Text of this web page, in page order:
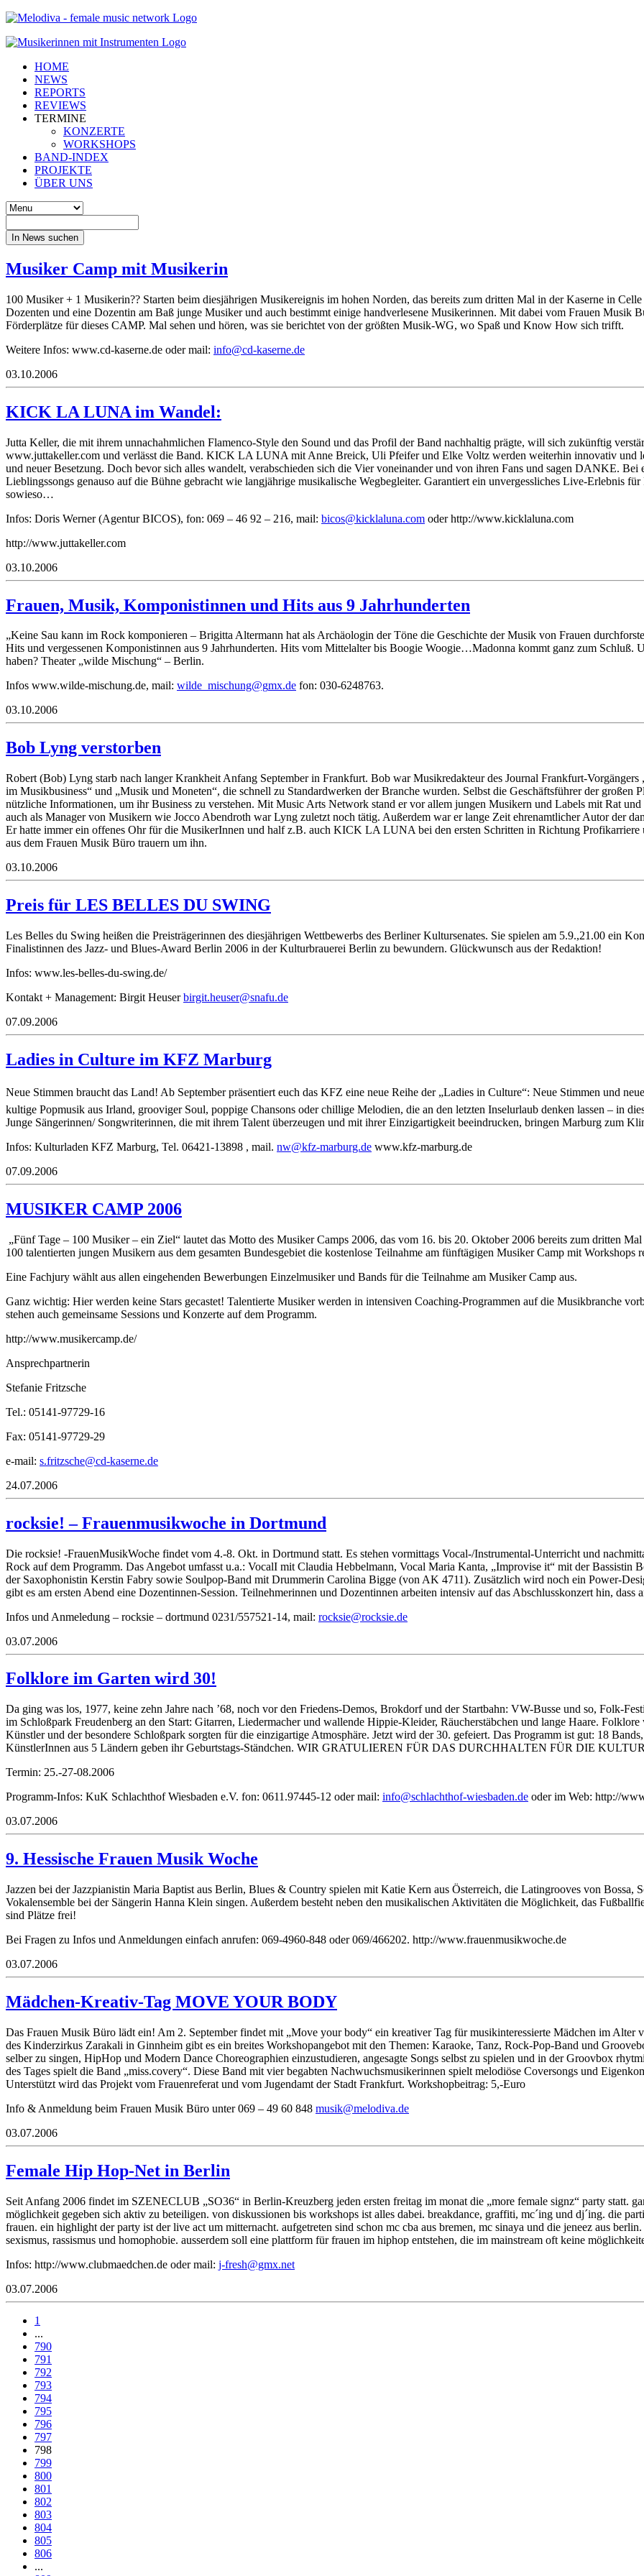
HOME
NEWS
REPORTS
REVIEWS
TERMINE
KONZERTE
WORKSHOPS
BAND-INDEX
PROJEKTE
ÜBER UNS
In News suchen
Musiker Camp mit Musikerin
100 Musiker + 1 Musikerin?? Starten beim diesjährigen Musikereignis im hohen Norden, das bereits zum dritten Mal in der Kaserne in
Dozenten und eine Dozentin am Baß junge Musiker und auch bestimmt einige handverlesene Musikerinnen. Mit dabei vom Frauen Musik
Förderplätze für dieses CAMP. Mal sehen und hören, was sie berichtet von der größten Musik-WG, wo Spaß und Know How sich trifft.
Weitere Infos: www.cd-kaserne.de oder mail:
ed.en
resak
-dc@o
fni
03.10.2006
KICK LA LUNA im Wandel:
Jutta Keller, die mit ihrem unnachahmlichen Flamenco-Style den Sound und das Profil der Band nachhaltig prägte, will sich zukünftig
www.juttakeller.com und verlässt die Band. KICK LA LUNA mit Anne Breick, Uli Pfeifer und Elke Voltz werden weiterhin innovativ und
und neuer Besetzung. Doch bevor sich alles wandelt, verabschieden sich die Vier voneinander und von ihren Fans und sagen DANKE.
Lieblingssongs genauso auf die Bühne gebracht wie langjährige musikalische Wegbegleiter. Garantiert ein unvergessliches Live-Erlebnis
sowieso…
Infos: Doris Werner (Agentur BICOS), fon: 069 – 46 92 – 216, mail:
moc.a
nulal
kcik@
socib
oder http://www.kicklaluna.com
http://www.juttakeller.com
03.10.2006
Frauen, Musik, Komponistinnen und Hits aus 9 Jahrhunderten
„Keine Sau kann im Rock komponieren – Brigitta Altermann hat als Archäologin der Töne die Geschichte der Musik von Frauen
Hits und vergessenen Komponistinnen aus 9 Jahrhunderten. Hits vom Mittelalter bis Boogie Woogie…Madonna kommt ganz zum
haben? Theater „wilde Mischung“ – Berlin.
Infos www.wilde-mischung.de, mail:
ed.xm
g@gnu
hcsim
_edli
w
fon: 030-6248763.
03.10.2006
Bob Lyng verstorben
Robert (Bob) Lyng starb nach langer Krankheit Anfang September in Frankfurt. Bob war Musikredakteur des Journal Frankfurt-
im Musikbusiness“ und „Musik und Moneten“, die schnell zu Standardwerken der Branche wurden. Selbst die Geschäftsführer der großen
nützliche Informationen, um ihr Business zu verstehen. Mit Music Arts Network stand er vor allem jungen Musikern und Labels mit Rat
auch als Manager von Musikern wie Jocco Abendroth war Lyng zuletzt noch tätig. Außerdem war er lange Zeit ehrenamtlicher Autor der
Er hatte immer ein offenes Ohr für die MusikerInnen und half z.B. auch KICK LA LUNA bei den ersten Schritten in Richtung
aus dem Frauen Musik Büro trauern um ihn.
03.10.2006
Preis für LES BELLES DU SWING
Les Belles du Swing heißen die Preisträgerinnen des diesjährigen Wettbewerbs des Berliner Kultursenates. Sie spielen am 5.9.,21.00 ein
Finalistinnen des Jazz- und Blues-Award Berlin 2006 in der Kulturbrauerei Berlin zu bewundern. Glückwunsch aus der Redaktion!
Infos: www.les-belles-du-swing.de/
Kontakt + Management: Birgit Heuser
ed.uf
ans@r
esueh
.tigr
ib
07.09.2006
Ladies in Culture im KFZ Marburg
Neue Stimmen braucht das Land! Ab September präsentiert euch das KFZ eine neue Reihe der „Ladies in Culture“: Neue Stimmen und
kultige Popmusik aus Irland, grooviger Soul, poppige Chansons oder chillige Melodien, die an den letzten Inselurlaub denken lassen – in
Junge Sängerinnen/ Songwriterinnen, die mit ihrem Talent überzeugen und mit ihrer Einzigartigkeit beeindrucken, bringen Marburg zum
Infos: Kulturladen KFZ Marburg, Tel. 06421-13898 , mail.
ed.gr
ubram
-zfk@
wn
www.kfz-marburg.de
07.09.2006
MUSIKER CAMP 2006
„Fünf Tage – 100 Musiker – ein Ziel“ lautet das Motto des Musiker Camps 2006, das vom 16. bis 20. Oktober 2006 bereits zum dritten
100 talentierten jungen Musikern aus dem gesamten Bundesgebiet die kostenlose Teilnahme am fünftägigen Musiker Camp mit Workshops
Eine Fachjury wählt aus allen eingehenden Bewerbungen Einzelmusiker und Bands für die Teilnahme am Musiker Camp aus.
Ganz wichtig: Hier werden keine Stars gecastet! Talentierte Musiker werden in intensiven Coaching-Programmen auf die Musikbranche
stehen auch gemeinsame Sessions und Konzerte auf dem Programm.
http://www.musikercamp.de/
Ansprechpartnerin
Stefanie Fritzsche
Tel.: 05141-97729-16
Fax: 05141-97729-29
e-mail:
ed.en
resak
-dc@e
hcszt
irf.s
24.07.2006
rocksie! – Frauenmusikwoche in Dortmund
Die rocksie! -FrauenMusikWoche findet vom 4.-8. Okt. in Dortmund statt. Es stehen vormittags Vocal-/Instrumental-Unterricht und
Rock auf dem Programm. Das Angebot umfasst u.a.: VocalI mit Claudia Hebbelmann, Vocal Maria Kanta, „Improvise it“ mit der
der Saxophonistin Kerstin Fabry sowie Soulpop-Band mit Drummerin Carolina Bigge (von AK 4711). Zusätzlich wird noch ein Power-
gibt es am ersten Abend eine Dozentinnen-Session. Teilnehmerinnen und Dozentinnen arbeiten intensiv auf das Abschlusskonzert hin,
Infos und Anmeledung – rocksie – dortmund 0231/557521-14, mail:
ed.ei
skcor
@eisk
cor
03.07.2006
Folklore im Garten wird 30!
Da ging was los, 1977, keine zehn Jahre nach ’68, noch vor den Friedens-Demos, Brokdorf und der Startbahn: VW-Busse und so, Folk-
im Schloßpark Freudenberg an den Start: Gitarren, Liedermacher und wallende Hippie-Kleider, Räucherstäbchen und lange Haare.
Künstler und der besondere Schloßpark sorgten für die einzigartige Atmosphäre. Jetzt wird der 30. gefeiert. Das Programm ist gut: 18
KünstlerInnen aus 5 Ländern geben ihr Geburtstags-Ständchen. WIR GRATULIEREN FÜR DAS DURCHHALTEN FÜR DIE
Termin: 25.-27-08.2006
Programm-Infos: KuK Schlachthof Wiesbaden e.V. fon: 0611.97445-12 oder mail:
ed.ne
dabse
iw-fo
hthca
lhcs@
ofni
oder im Web: http://
03.07.2006
9. Hessische Frauen Musik Woche
Jazzen bei der Jazzpianistin Maria Baptist aus Berlin, Blues & Country spielen mit Katie Kern aus Österreich, die Latingrooves von Bossa,
Vokalensemble bei der Sängerin Hanna Klein singen. Außerdem besteht neben den musikalischen Aktivitäten die Möglichkeit, das
sind Plätze frei!
Bei Fragen zu Infos und Anmeldungen einfach anrufen: 069-4960-848 oder 069/466202. http://www.frauenmusikwoche.de
03.07.2006
Mädchen-Kreativ-Tag MOVE YOUR BODY
Das Frauen Musik Büro lädt ein! Am 2. September findet mit „Move your body“ ein kreativer Tag für musikinteressierte Mädchen im Alter
des Kinderzirkus Zarakali in Ginnheim gibt es ein breites Workshopangebot mit den Themen: Karaoke, Tanz, Rock-Pop-Band und
selber zu singen, HipHop und Modern Dance Choreographien einzustudieren, angesagte Songs selbst zu spielen und in der Groovbox
des Tages spielt die Band „miss.covery“. Diese Band mit vier begabten Nachwuchsmusikerinnen spielt melodiöse Coversongs und
Unterstützt wird das Projekt vom Frauenreferat und vom Jugendamt der Stadt Frankfurt. Workshopbeitrag: 5,-Euro
Info & Anmeldung beim Frauen Musik Büro unter 069 – 49 60 848
ed.av
idole
m@kis
um
03.07.2006
Female Hip Hop-Net in Berlin
Seit Anfang 2006 findet im SZENECLUB „SO36“ in Berlin-Kreuzberg jeden ersten freitag im monat die „more female signz“ party statt.
möglichkeit gegeben sich aktiv zu beteiligen. von diskussionen bis workshops ist alles dabei. breakdance, graffiti, mc´ing und dj´ing. die
frauen. ein highlight der party ist der live act um mitternacht. aufgetreten sind schon mc cba aus bremen, mc sinaya und die jeneez aus
sexismus, rassismus und homophobie. ausserdem soll eine plattform für frauen im hiphop entstehen, die im mainstream oft keine
Infos: http://www.clubmaedchen.de oder mail:
ten.x
mg@hs
erf-j
03.07.2006
1
...
790
791
792
793
794
795
796
797
798
799
800
801
802
803
804
805
806
...